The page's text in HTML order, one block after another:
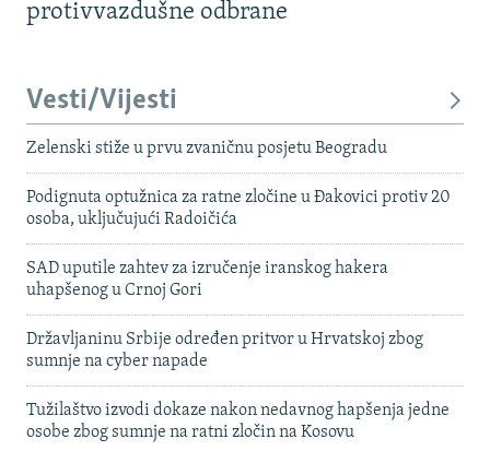
protivvazdušne odbrane
Vesti/Vijesti
Zelenski stiže u prvu zvaničnu posjetu Beogradu
Podignuta optužnica za ratne zločine u Đakovici protiv 20
osoba, uključujući Radoičića
SAD uputile zahtev za izručenje iranskog hakera
uhapšenog u Crnoj Gori
Državljaninu Srbije određen pritvor u Hrvatskoj zbog
sumnje na cyber napade
Tužilaštvo izvodi dokaze nakon nedavnog hapšenja jedne
osobe zbog sumnje na ratni zločin na Kosovu